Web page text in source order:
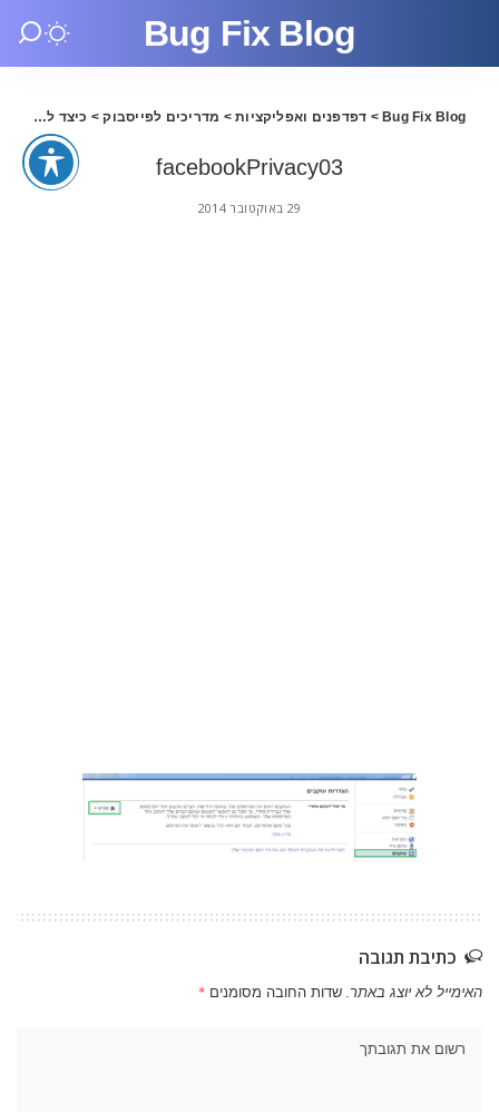
Bug Fix Blog
Bug Fix Blog
> דפדפנים ואפליקציות> מדריכים לפייסבוק> כיצד להגדיר נכון את הגדרות הפרטיות בפייסבוק
facebookPrivacy03
29 באוקטובר 2014
כתיבת תגובה
האימייל לא יוצג באתר. שדות החובה מסומנים *